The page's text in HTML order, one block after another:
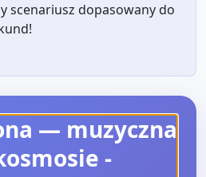
scenariusz dopasowany do
— muzyczna
-